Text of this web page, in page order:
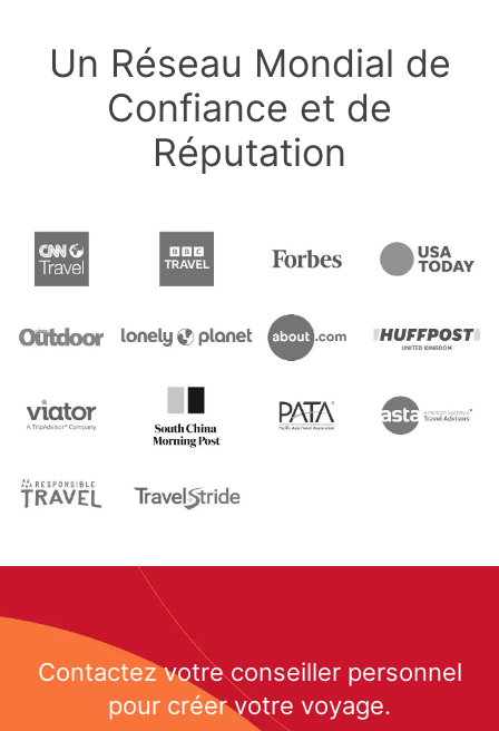
Un Réseau Mondial de
Confiance et de
Réputation
Contactez votre conseiller personnel
pour créer votre voyage.